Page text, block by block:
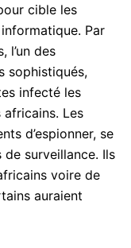
cible les
Par
l’un des
sophistiqués,
infecté les
africains. Les
d’espionner, se
surveillance. Ils
voire de
auraient